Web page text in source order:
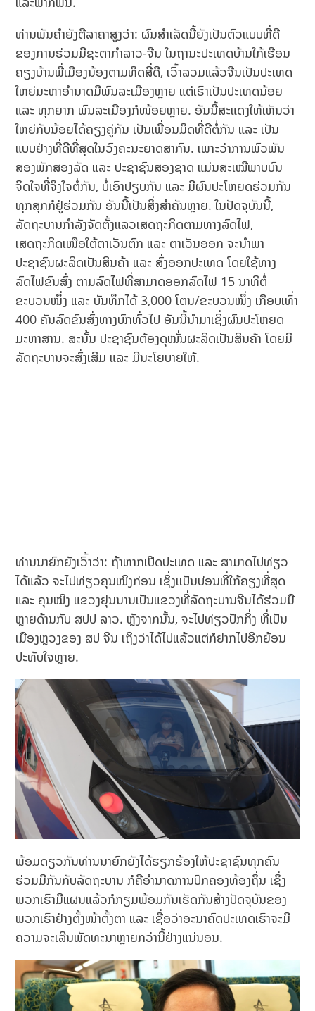
ທ່ານພັນຄໍາຍັງຕີລາຄາສູງວ່າ: ຜົນສໍາເລັດນີ້ຍັງເປັນຕົວແບບທີ່ດີ
ຂອງການຮ່ວມມືຊະຕາກໍາລາວ-ຈີນ ໃນຖານະປະເທດບ້ານໃກ້ເຮືອນ
ຄຽງບ້ານພີ່ເມືອງນ້ອງຕາມທິດສີ່ດີ, ເວົ້າລວມແລ້ວຈີນເປັນປະເທດ
ໃຫຍ່ມະຫາອໍານາດມີພົນລະເມືອງຫຼາຍ ແຕ່ເຮົາເປັນປະເທດນ້ອຍ
ແລະ ທຸກຍາກ ພົນລະເມືອງກໍໜ້ອຍຫຼາຍ. ອັນນີ້ສະແດງໃຫ້ເຫັນວ່າ
ໃຫຍ່ກັບນ້ອຍໄດ້ຄຽງຄູ່ກັນ ເປັນເພື່ອນມິດທີ່ດີຕໍ່ກັນ ແລະ ເປັນ
ແບບຢ່າງທີ່ດີທີ່ສຸດໃນວົງຄະນະຍາດສາກົນ. ເພາະວ່າການພົວພັນ
ສອງພັກສອງລັດ ແລະ ປະຊາຊົນສອງຊາດ ແມ່ນສະເໝີພາບບົນ
ຈິດໃຈທີ່ຈິງໃຈຕໍ່ກັນ, ບໍ່ເອົາປຽບກັນ ແລະ ມີຜົນປະໂຫຍດຮ່ວມກັນ
ທຸກສຸກກໍຢູ່ຮ່ວມກັນ ອັນນີ້ເປັນສິ່ງສໍາຄັນຫຼາຍ. ໃນປັດຈຸບັນນີ້,
ລັດຖະບານກໍາລັງຈັດຕັ້ງແລວເສດຖະກິດຕາມທາງລົດໄຟ,
ເສດຖະກິດເໜືອໃຕ້ຕາເວັນຕົກ ແລະ ຕາເວັນອອກ ຈະນໍາພາ
ປະຊາຊົນຜະລິດເປັນສິນຄ້າ ແລະ ສົ່ງອອກປະເທດ ໂດຍໃຊ້ທາງ
ລົດໄຟຂົນສົ່ງ ຕາມລົດໄຟທີ່ສາມາດອອກລົດໄຟ 15 ນາທີຕໍ່
ຂະບວນໜຶ່ງ ແລະ ບັນທຶກໄດ້ 3,000 ໂຕນ/ຂະບວນໜຶ່ງ ເກືອບເທົ່າ
400 ຄັນລົດຂົນສົ່ງທາງບົກທົ່ວໄປ ອັນນີ້ນໍາມາເຊິ່ງຜົນປະໂຫຍດ
ມະຫາສານ. ສະນັ້ນ ປະຊາຊົນຕ້ອງດຸໝັ່ນຜະລິດເປັນສິນຄ້າ ໂດຍມີ
ລັດຖະບານຈະສົ່ງເສີມ ແລະ ມີນະໂຍບາຍໃຫ້.
ທ່ານນາຍົກຍັງເວົ້າວ່າ: ຖ້າຫາກເປີດປະເທດ ແລະ ສາມາດໄປທ່ຽວ
ໄດ້ແລ້ວ ຈະໄປທ່ຽວຄຸນໝິງກ່ອນ ເຊິ່ງເເປັນບ່ອນທີ່ໃກ້ຄຽງທີ່ສຸດ
ແລະ ຄຸນໝິງ ແຂວງຢຸນນານເປັນແຂວງທີ່ລັດຖະບານຈີນໄດ້ຮ່ວມມື
ຫຼາຍດ້ານກັບ ສປປ ລາວ. ຫຼັງຈາກນັ້ນ, ຈະໄປທ່ຽວປັກກິ່ງ ທີ່ເປັນ
ເມືອງຫຼວງຂອງ ສປ ຈີນ ເຖິງວ່າໄດ້ໄປແລ້ວແຕ່ກໍຢາກໄປອີກຍ້ອນ
ປະທັບໃຈຫຼາຍ.
ພ້ອມດຽວກັນທ່ານນາຍົກຍັງໄດ້ຮຽກຮ້ອງໃຫ້ປະຊາຊົນທຸກຄົນ
ຮ່ວມມືກັນກັບລັດຖະບານ ກໍຄືອໍານາດການປົກຄອງທ້ອງຖິ່ນ ເຊິ່ງ
ພວກເຮົາມີແຜນແລ້ວກໍກຽມພ້ອມກັນເຮັດກັນສ້າງປັດຈຸບັນຂອງ
ພວກເຮົາຢ່າງຕັ້ງໜ້າຕັ້ງຕາ ແລະ ເຊື່ອວ່າອະນາຄົດປະເທດເຮົາຈະມີ
ຄວາມຈະເລີນພັດທະນາຫຼາຍກວ່ານີ້ຢ່າງແນ່ນອນ.